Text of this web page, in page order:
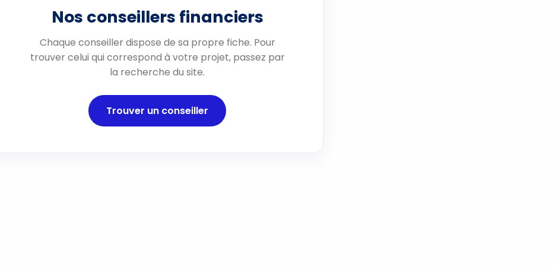
Nos conseillers financiers
Chaque conseiller dispose de sa propre fiche. Pour
trouver celui qui correspond à votre projet, passez par
la recherche du site.
Trouver un conseiller